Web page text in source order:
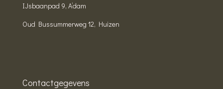
IJsbaanpad 9, A’dam
Oud Bussummerweg 12, Huizen
Contactgegevens